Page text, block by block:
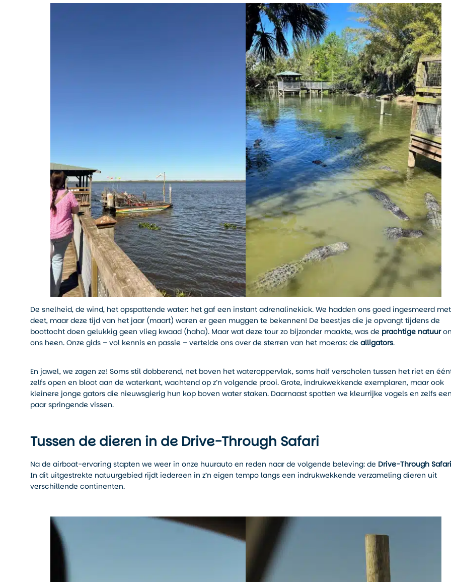
De snelheid, de wind, het opspattende water: het gaf een instant adrenalinekick. We hadden ons goed ingesmeerd met
deet, maar deze tijd van het jaar (maart) waren er geen muggen te bekennen! De beestjes die je opvangt tijdens de
boottocht doen gelukkig geen vlieg kwaad (haha). Maar wat deze tour zo bijzonder maakte, was de prachtige natuur
ons heen. Onze gids – vol kennis en passie – vertelde ons over de sterren van het moeras: de alligators.
En jawel, we zagen ze! Soms stil dobberend, net boven het wateroppervlak, soms half verscholen tussen het riet en
zelfs open en bloot aan de waterkant, wachtend op z’n volgende prooi. Grote, indrukwekkende exemplaren, maar ook
kleinere jonge gators die nieuwsgierig hun kop boven water staken. Daarnaast spotten we kleurrijke vogels en zelfs
paar springende vissen.
Tussen de dieren in de Drive-Through Safari
Na de airboat-ervaring stapten we weer in onze huurauto en reden naar de volgende beleving: de Drive-Through Safari
In dit uitgestrekte natuurgebied rijdt iedereen in z’n eigen tempo langs een indrukwekkende verzameling dieren uit
verschillende continenten.